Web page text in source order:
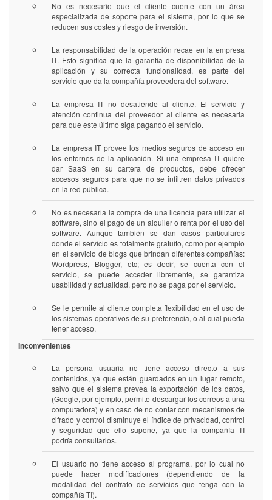
No es necesario que el cliente cuente con un área
especializada de soporte para el sistema, por lo que se
reducen sus costes y riesgo de inversión.
La responsabilidad de la operación recae en la empresa
IT. Esto significa que la garantía de disponibilidad de la
aplicación y su correcta funcionalidad, es parte del
servicio que da la compañía proveedora del software.
La empresa IT no desatiende al cliente. El servicio y
atención continua del proveedor al cliente es necesaria
para que este último siga pagando el servicio.
La empresa IT provee los medios seguros de acceso en
los entornos de la aplicación. Si una empresa IT quiere
dar SaaS en su cartera de productos, debe ofrecer
accesos seguros para que no se infiltren datos privados
en la red pública.
No es necesaria la compra de una licencia para utilizar el
software, sino el pago de un alquiler o renta por el uso del
software. Aunque también se dan casos particulares
donde el servicio es totalmente gratuito, como por ejemplo
en el servicio de blogs que brindan diferentes compañías:
Wordpress, Blogger, etc; es decir, se cuenta con el
servicio, se puede acceder libremente, se garantiza
usabilidad y actualidad, pero no se paga por el servicio.
Se le permite al cliente completa flexibilidad en el uso de
los sistemas operativos de su preferencia, o al cual pueda
tener acceso.
Inconvenientes
La persona usuaria no tiene acceso directo a sus
contenidos, ya que están guardados en un lugar remoto,
salvo que el sistema prevea la exportación de los datos,
(Google, por ejemplo, permite descargar los correos a una
computadora) y en caso de no contar con mecanismos de
cifrado y control disminuye el índice de privacidad, control
y seguridad que ello supone, ya que la compañía TI
podría consultarlos.
El usuario no tiene acceso al programa, por lo cual no
puede hacer modificaciones (dependiendo de la
modalidad del contrato de servicios que tenga con la
compañía TI).